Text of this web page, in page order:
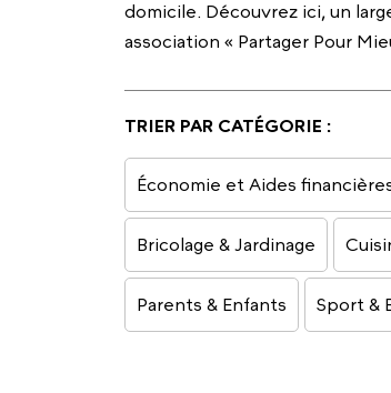
domicile. Découvrez ici, un
association « Partager Pour
TRIER PAR CATÉGORIE :
Économie et Aides
Bricolage & Jardinage
Parents & Enfants Sport &